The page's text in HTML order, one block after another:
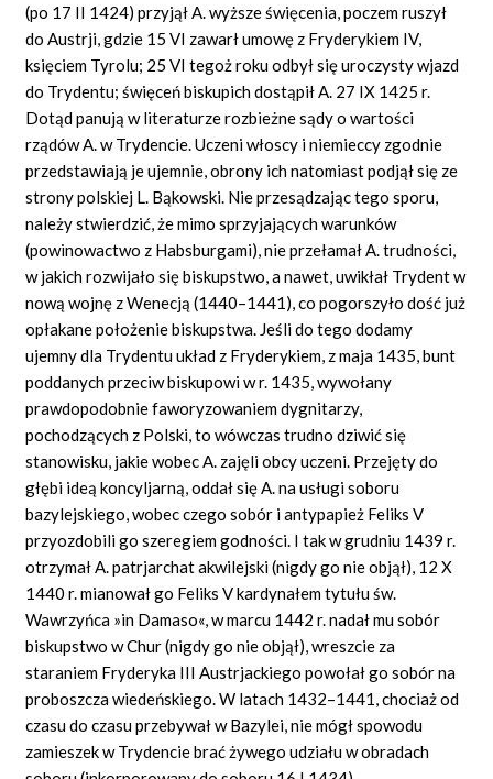
(po 17 II 1424) przyjął A. wyższe święcenia, poczem ruszył
do Austrji, gdzie 15 VI zawarł umowę z Fryderykiem IV,
księciem Tyrolu; 25 VI tegoż roku odbył się uroczysty wjazd
do Trydentu; święceń biskupich dostąpił A. 27 IX 1425 r.
Dotąd panują w literaturze rozbieżne sądy o wartości
rządów A. w Trydencie. Uczeni włoscy i niemieccy zgodnie
przedstawiają je ujemnie, obrony ich natomiast podjął się ze
strony polskiej L. Bąkowski. Nie przesądzając tego sporu,
należy stwierdzić, że mimo sprzyjających warunków
(powinowactwo z Habsburgami), nie przełamał A. trudności,
w jakich rozwijało się biskupstwo, a nawet, uwikłał Trydent w
nową wojnę z Wenecją (1440–1441), co pogorszyło dość już
opłakane położenie biskupstwa. Jeśli do tego dodamy
ujemny dla Trydentu układ z Fryderykiem, z maja 1435, bunt
poddanych przeciw biskupowi w r. 1435, wywołany
prawdopodobnie faworyzowaniem dygnitarzy,
pochodzących z Polski, to wówczas trudno dziwić się
stanowisku, jakie wobec A. zajęli obcy uczeni. Przejęty do
głębi ideą koncyljarną, oddał się A. na usługi soboru
bazylejskiego, wobec czego sobór i antypapież Feliks V
przyozdobili go szeregiem godności. I tak w grudniu 1439 r.
otrzymał A. patrjarchat akwilejski (nigdy go nie objął), 12 X
1440 r. mianował go Feliks V kardynałem tytułu św.
Wawrzyńca »in Damaso«, w marcu 1442 r. nadał mu sobór
biskupstwo w Chur (nigdy go nie objął), wreszcie za
staraniem Fryderyka III Austrjackiego powołał go sobór na
proboszcza wiedeńskiego. W latach 1432–1441, chociaż od
czasu do czasu przebywał w Bazylei, nie mógł spowodu
zamieszek w Trydencie brać żywego udziału w obradach